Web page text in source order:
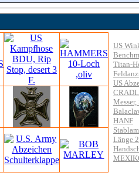
US
Titan-
US
HANF
Länge